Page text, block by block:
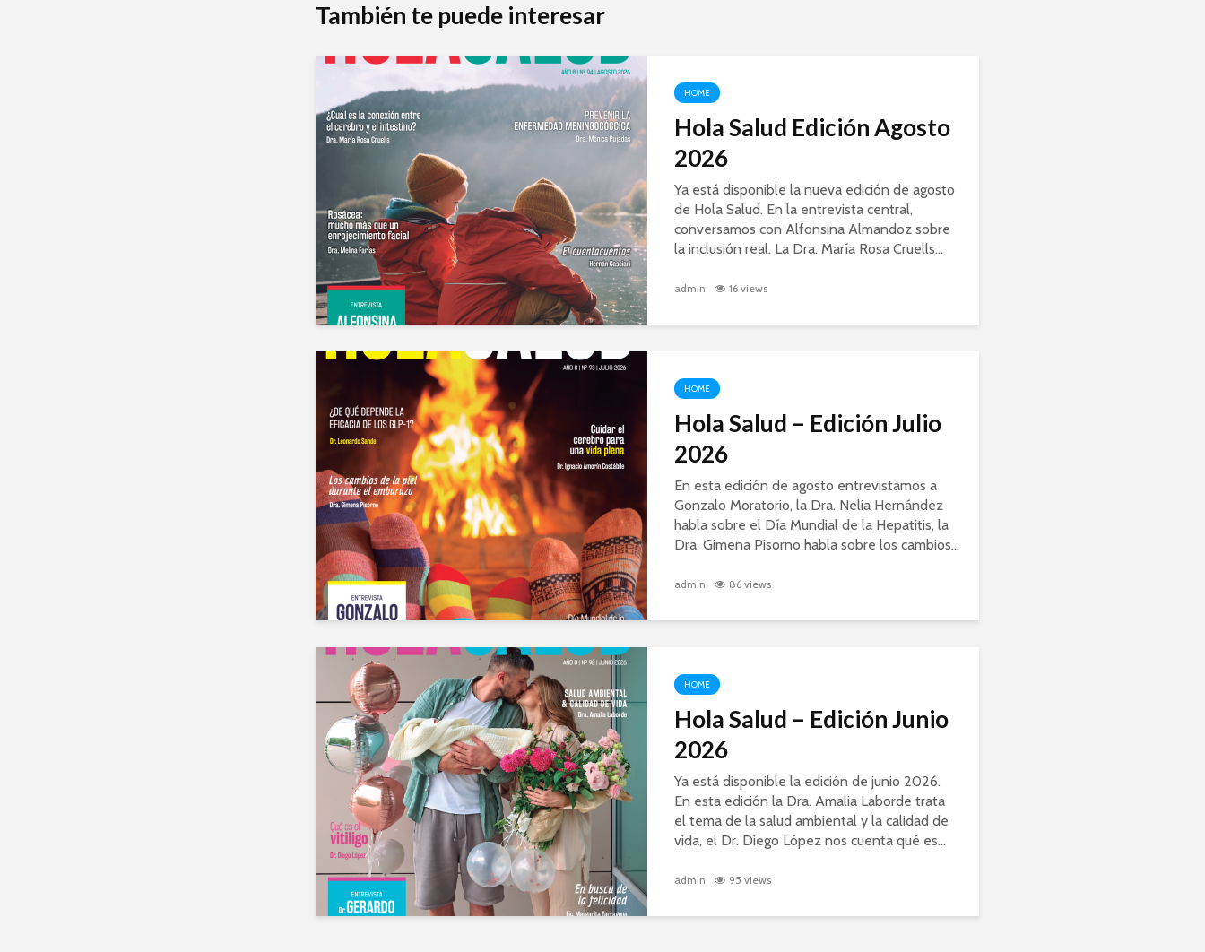
También te puede interesar
HOME
Hola Salud Edición Agosto
2026
Ya está disponible la nueva edición de agosto
de Hola Salud. En la entrevista central,
conversamos con Alfonsina Almandoz sobre
la inclusión real. La Dra. María Rosa Cruells...
admin 16 views
HOME
Hola Salud – Edición Julio
2026
En esta edición de agosto entrevistamos a
Gonzalo Moratorio, la Dra. Nelia Hernández
habla sobre el Día Mundial de la Hepatitis, la
Dra. Gimena Pisorno habla sobre los cambios...
admin 86 views
HOME
Hola Salud – Edición Junio
2026
Ya está disponible la edición de junio 2026.
En esta edición la Dra. Amalia Laborde trata
el tema de la salud ambiental y la calidad de
vida, el Dr. Diego López nos cuenta qué es...
admin 95 views